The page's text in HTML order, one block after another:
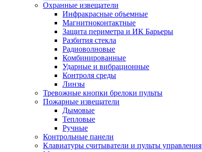
Охранные извещатели
Инфракрасные объемные
Магнитноконтактные
Защита периметра и ИК Барьеры
Разбития стекла
Радиоволновые
Комбинированные
Ударные и вибрационные
Контроля среды
Линзы
Тревожные кнопки брелоки пульты
Пожарные извещатели
Дымовые
Тепловые
Ручные
Контрольные панели
Клавиатуры считыватели и пульты управления